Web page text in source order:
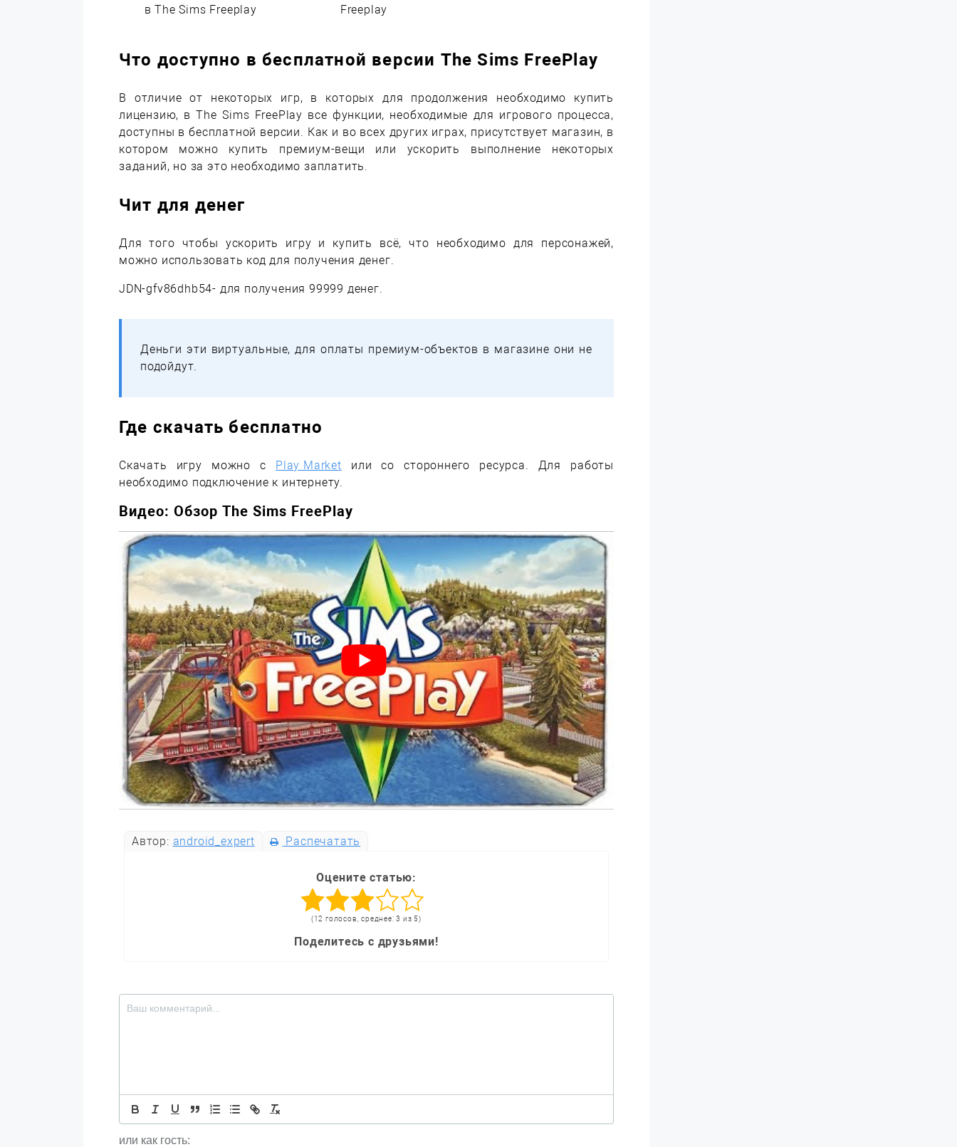
в The Sims Freeplay
Freeplay
Что доступно в бесплатной версии The Sims FreePlay
В отличие от некоторых игр, в которых для продолжения необходимо купить
лицензию, в The Sims FreePlay все функции, необходимые для игрового процесса,
доступны в бесплатной версии. Как и во всех других играх, присутствует магазин, в
котором можно купить премиум-вещи или ускорить выполнение некоторых
заданий, но за это необходимо заплатить.
Чит для денег
Для того чтобы ускорить игру и купить всё, что необходимо для персонажей,
можно использовать код для получения денег.
JDN-gfv86dhb54- для получения 99999 денег.
Деньги эти виртуальные, для оплаты премиум-объектов в магазине они не
подойдут.
Где скачать бесплатно
Скачать игру можно с Play Market или со стороннего ресурса. Для работы
необходимо подключение к интернету.
Видео: Обзор The Sims FreePlay
Автор: android_expert Распечатать
Оцените статью:
(12 голосов, среднее: 3 из 5)
Поделитесь с друзьями!
или как гость: